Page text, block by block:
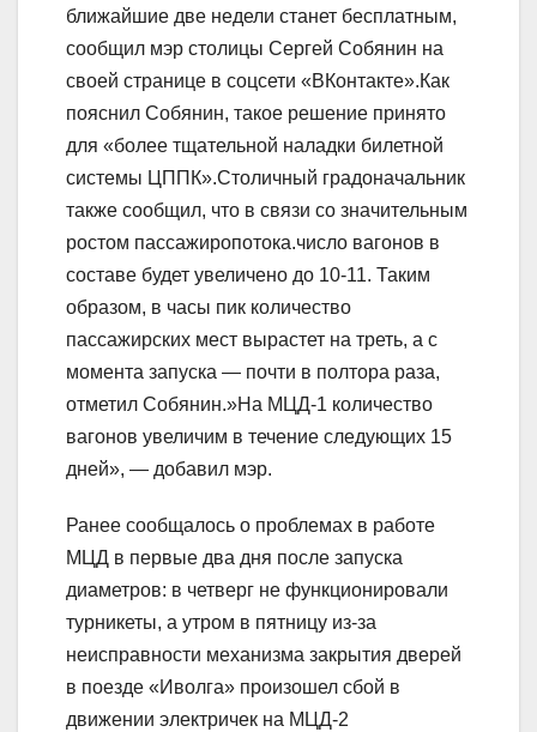
ближайшие две недели станет бесплатным,
сообщил мэр столицы Сергей Собянин на
своей странице в соцсети «ВКонтакте».Как
пояснил Собянин, такое решение принято
для «более тщательной наладки билетной
системы ЦППК».Столичный градоначальник
также сообщил, что в связи со значительным
ростом пассажиропотока.число вагонов в
составе будет увеличено до 10-11. Таким
образом, в часы пик количество
пассажирских мест вырастет на треть, а с
момента запуска — почти в полтора раза,
отметил Собянин.»На МЦД-1 количество
вагонов увеличим в течение следующих 15
дней», — добавил мэр.
Ранее сообщалось о проблемах в работе
МЦД в первые два дня после запуска
диаметров: в четверг не функционировали
турникеты, а утром в пятницу из-за
неисправности механизма закрытия дверей
в поезде «Иволга» произошел сбой в
движении электричек на МЦД-2